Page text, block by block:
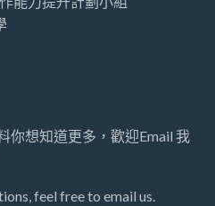
你想知道更多，歡迎Email 我
feel free to email us.